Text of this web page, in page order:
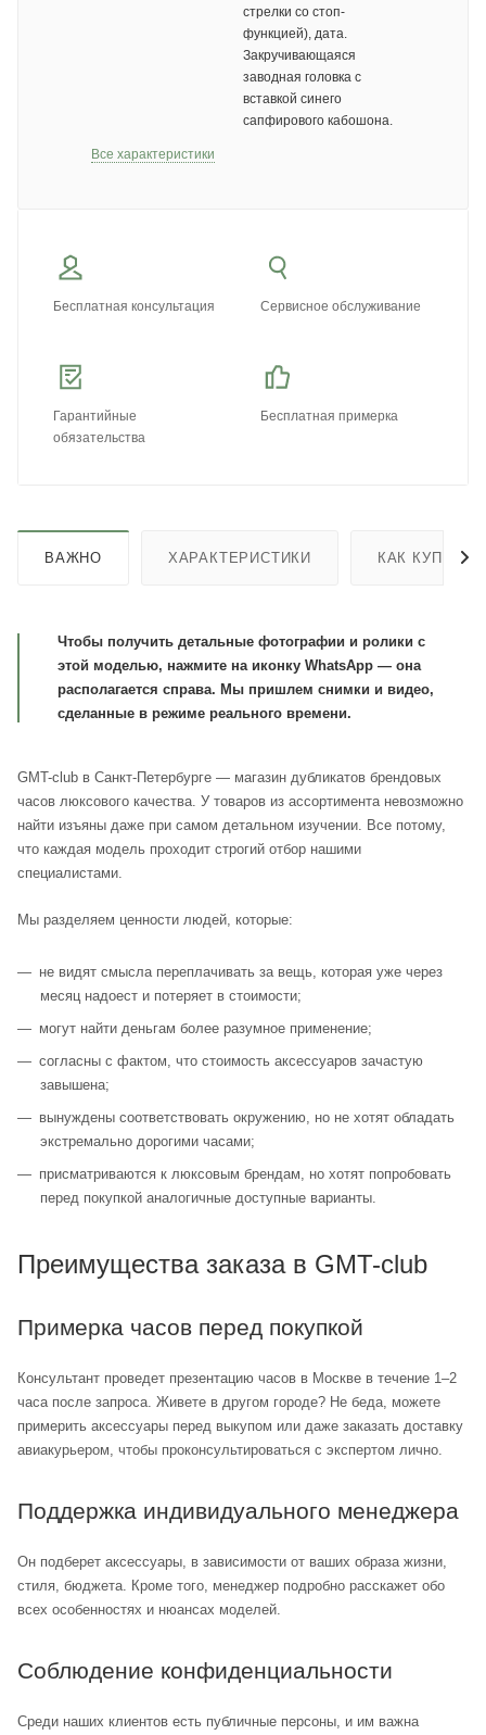
стрелки со стоп-
функцией), дата.
Закручивающаяся
заводная головка с
вставкой синего
сапфирового кабошона.
Все характеристики
Бесплатная консультация Сервисное обслуживание
Гарантийные
обязательства
Бесплатная примерка
ВАЖНО ХАРАКТЕРИСТИКИ КАК КУПИТЬ
Чтобы получить детальные фотографии и ролики с
этой моделью, нажмите на иконку WhatsApp — она
располагается справа. Мы пришлем снимки и видео,
сделанные в режиме реального времени.
GMT-club в Санкт-Петербурге — магазин дубликатов брендовых
часов люксового качества. У товаров из ассортимента невозможно
найти изъяны даже при самом детальном изучении. Все потому,
что каждая модель проходит строгий отбор нашими
специалистами.
Мы разделяем ценности людей, которые:
не видят смысла переплачивать за вещь, которая уже через
месяц надоест и потеряет в стоимости;
могут найти деньгам более разумное применение;
согласны с фактом, что стоимость аксессуаров зачастую
завышена;
вынуждены соответствовать окружению, но не хотят обладать
экстремально дорогими часами;
присматриваются к люксовым брендам, но хотят попробовать
перед покупкой аналогичные доступные варианты.
Преимущества заказа в GMT-club
Примерка часов перед покупкой
Консультант проведет презентацию часов в Москве в течение 1–2
часа после запроса. Живете в другом городе? Не беда, можете
примерить аксессуары перед выкупом или даже заказать доставку
авиакурьером, чтобы проконсультироваться с экспертом лично.
Поддержка индивидуального менеджера
Он подберет аксессуары, в зависимости от ваших образа жизни,
стиля, бюджета. Кроме того, менеджер подробно расскажет обо
всех особенностях и нюансах моделей.
Соблюдение конфиденциальности
Среди наших клиентов есть публичные персоны, и им важна